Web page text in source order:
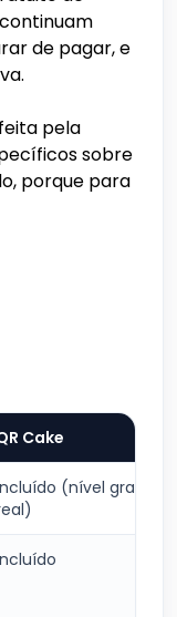
de pagar, e
pela
sobre
porque para
Cake
(nível gratuito